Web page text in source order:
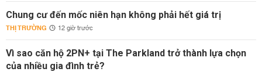
Chung cư đến mốc niên hạn không phải hết giá trị
THỊ TRƯỜNG 12 giờ trước
Vì sao căn hộ 2PN+ tại The Parkland trở thành lựa chọn
của nhiều gia đình trẻ?